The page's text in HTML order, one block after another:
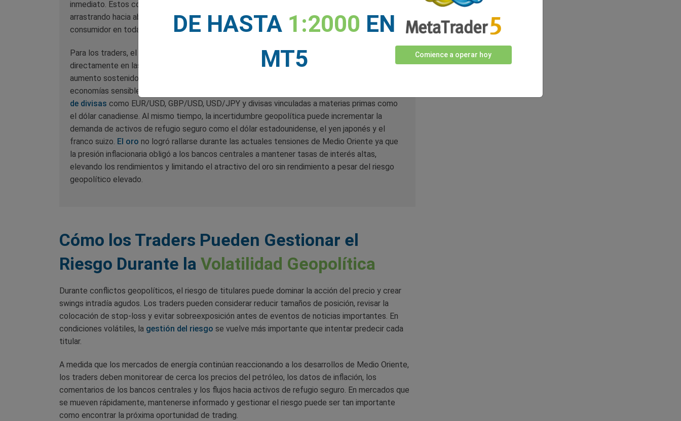
inmediato. Estos costos de entrada elevados impactan a la industria pesada europea primero,
arrastrando hacia abajo el crecimiento económico y amenazando con reavivar la inflación al
consumidor en toda la Eurozona.
Para los traders, el shock energético importa porque los precios del petróleo se alimentan
directamente en las expectativas de inflación y la política de los bancos centrales. Un
aumento sostenido en los precios del crudo podría ejercer presión renovada sobre las
economías sensibles a la inflación, especialmente en Europa y Asia. Esto puede afectar
de divisas como EUR/USD, GBP/USD, USD/JPY y divisas vinculadas a materias primas como
el dólar canadiense. Al mismo tiempo, la incertidumbre geopolítica puede incrementar la
demanda de activos de refugio seguro como el dólar estadounidense, el yen japonés y el
franco suizo. El oro no logró rallarse durante las actuales tensiones de Medio Oriente ya que
la presión inflacionaria obligó a los bancos centrales a mantener tasas de interés altas,
elevando los rendimientos y limitando el atractivo del oro sin rendimiento a pesar del riesgo
geopolítico elevado.
Cómo los Traders Pueden Gestionar el
Riesgo Durante la Volatilidad Geopolítica
Durante conflictos geopolíticos, el riesgo de titulares puede dominar la acción del precio y crear
swings intradía agudos. Los traders pueden considerar reducir tamaños de posición, revisar la
colocación de stop-loss y evitar sobreexposición antes de eventos de noticias importantes. En
condiciones volátiles, la gestión del riesgo se vuelve más importante que intentar predecir cada
titular.
A medida que los mercados de energía continúan reaccionando a los desarrollos de Medio Oriente,
los traders deben monitorear de cerca los precios del petróleo, los datos de inflación, los
comentarios de los bancos centrales y los flujos hacia activos de refugio seguro. En mercados que
se mueven rápidamente, mantenerse informado y gestionar el riesgo puede ser tan importante
como encontrar la próxima oportunidad de trading.
DE HASTA 1:2000 EN
MT5
Comience a operar hoy